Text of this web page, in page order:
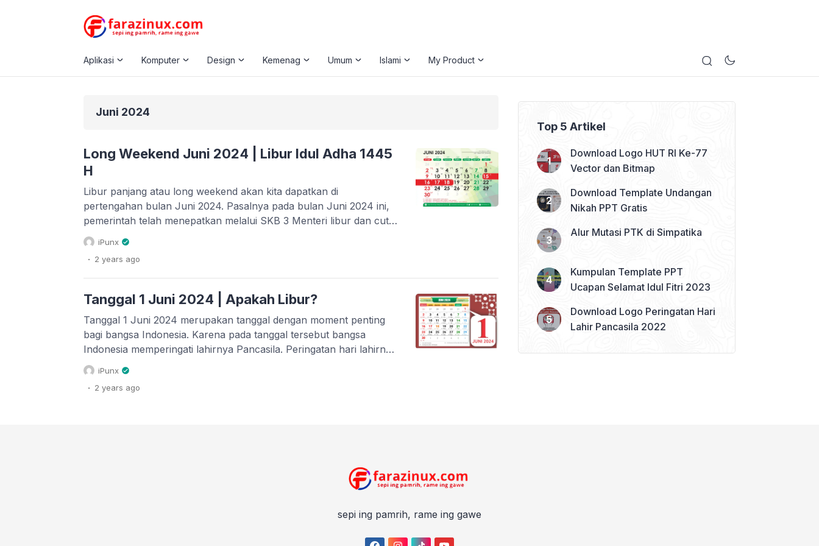
Aplikasi Komputer Design Kemenag Umum Islami My Product
Juni 2024
Long Weekend Juni 2024 | Libur Idul Adha 1445
H
Libur panjang atau long weekend akan kita dapatkan di
pertengahan bulan Juni 2024. Pasalnya pada bulan Juni 2024 ini,
pemerintah telah menepatkan melalui SKB 3 Menteri libur dan cuti
bersama dalam rangka Hari Raya Idul Adha 1445 H bertepatan
dengan tanggal 17 dan 18 Juni 2024. Sehingga libur dan cuti
bersama tersebut menyambung dengan hari […]
iPunx
. 2 years ago
Tanggal 1 Juni 2024 | Apakah Libur?
Tanggal 1 Juni 2024 merupakan tanggal dengan moment penting
bagi bangsa Indonesia. Karena pada tanggal tersebut bangsa
Indonesia memperingati lahirnya Pancasila. Peringatan hari lahirnya
Pancasila tahun 2024 ini mulai dari logo, pernak-pernik dan
penyelenggaraan upacaranya dapat anda baca di sini. Lalu, apakah
1 Juni 2024 ini termasuk tanggal merah atau hari libur nasional?
iPunx
. 2 years ago
Top 5 Artikel
Download Logo HUT RI Ke-77
Vector dan Bitmap
Download Template Undangan
Nikah PPT Gratis
Alur Mutasi PTK di Simpatika
Kumpulan Template PPT
Ucapan Selamat Idul Fitri 2023
Download Logo Peringatan Hari
Lahir Pancasila 2022
sepi ing pamrih, rame ing gawe